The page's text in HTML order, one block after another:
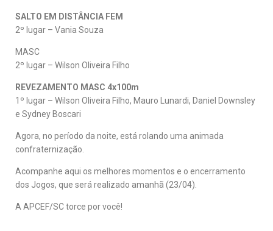
SALTO EM DISTÂNCIA FEM
2º lugar – Vania Souza
MASC
2º lugar – Wilson Oliveira Filho
REVEZAMENTO MASC 4x100m
1º lugar – Wilson Oliveira Filho, Mauro Lunardi, Daniel Downsley
e Sydney Boscari
Agora, no período da noite, está rolando uma animada
confraternização.
Acompanhe aqui os melhores momentos e o encerramento
dos Jogos, que será realizado amanhã (23/04).
A APCEF/SC torce por você!